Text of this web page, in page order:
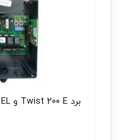
برد Twist 200 E و EL